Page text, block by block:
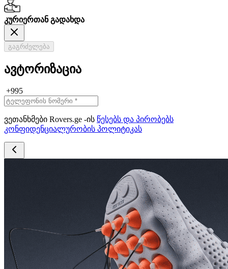
კურიერთან გადახდა
გაგრძელება
ავტორიზაცია
+995
ვეთანხმები Rovers.ge -ის წესებს და პირობებს
კონფიდენციალურობის პოლიტიკას